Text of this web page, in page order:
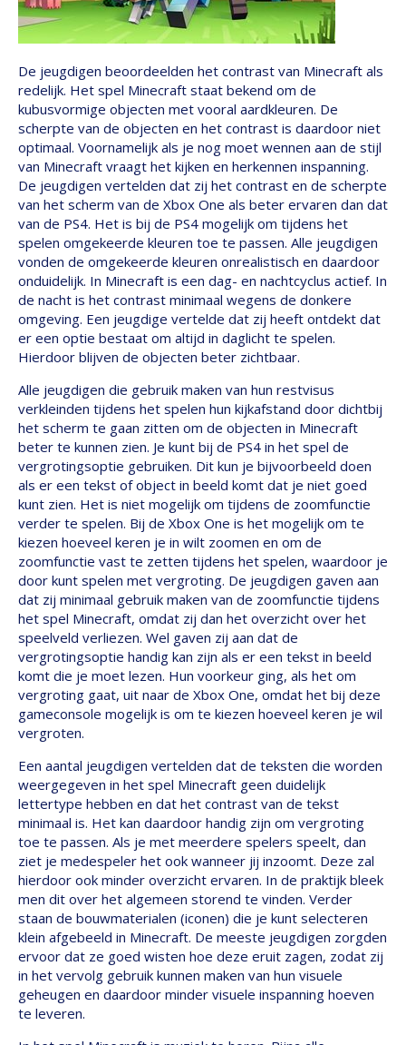
De jeugdigen beoordeelden het contrast van Minecraft als
redelijk. Het spel Minecraft staat bekend om de
kubusvormige objecten met vooral aardkleuren. De
scherpte van de objecten en het contrast is daardoor niet
optimaal. Voornamelijk als je nog moet wennen aan de stijl
van Minecraft vraagt het kijken en herkennen inspanning.
De jeugdigen vertelden dat zij het contrast en de scherpte
van het scherm van de Xbox One als beter ervaren dan dat
van de PS4. Het is bij de PS4 mogelijk om tijdens het
spelen omgekeerde kleuren toe te passen. Alle jeugdigen
vonden de omgekeerde kleuren onrealistisch en daardoor
onduidelijk. In Minecraft is een dag- en nachtcyclus actief. In
de nacht is het contrast minimaal wegens de donkere
omgeving. Een jeugdige vertelde dat zij heeft ontdekt dat
er een optie bestaat om altijd in daglicht te spelen.
Hierdoor blijven de objecten beter zichtbaar.
Alle jeugdigen die gebruik maken van hun restvisus
verkleinden tijdens het spelen hun kijkafstand door dichtbij
het scherm te gaan zitten om de objecten in Minecraft
beter te kunnen zien. Je kunt bij de PS4 in het spel de
vergrotingsoptie gebruiken. Dit kun je bijvoorbeeld doen
als er een tekst of object in beeld komt dat je niet goed
kunt zien. Het is niet mogelijk om tijdens de zoomfunctie
verder te spelen. Bij de Xbox One is het mogelijk om te
kiezen hoeveel keren je in wilt zoomen en om de
zoomfunctie vast te zetten tijdens het spelen, waardoor je
door kunt spelen met vergroting. De jeugdigen gaven aan
dat zij minimaal gebruik maken van de zoomfunctie tijdens
het spel Minecraft, omdat zij dan het overzicht over het
speelveld verliezen. Wel gaven zij aan dat de
vergrotingsoptie handig kan zijn als er een tekst in beeld
komt die je moet lezen. Hun voorkeur ging, als het om
vergroting gaat, uit naar de Xbox One, omdat het bij deze
gameconsole mogelijk is om te kiezen hoeveel keren je wil
vergroten.
Een aantal jeugdigen vertelden dat de teksten die worden
weergegeven in het spel Minecraft geen duidelijk
lettertype hebben en dat het contrast van de tekst
minimaal is. Het kan daardoor handig zijn om vergroting
toe te passen. Als je met meerdere spelers speelt, dan
ziet je medespeler het ook wanneer jij inzoomt. Deze zal
hierdoor ook minder overzicht ervaren. In de praktijk bleek
men dit over het algemeen storend te vinden. Verder
staan de bouwmaterialen (iconen) die je kunt selecteren
klein afgebeeld in Minecraft. De meeste jeugdigen zorgden
ervoor dat ze goed wisten hoe deze eruit zagen, zodat zij
in het vervolg gebruik kunnen maken van hun visuele
geheugen en daardoor minder visuele inspanning hoeven
te leveren.